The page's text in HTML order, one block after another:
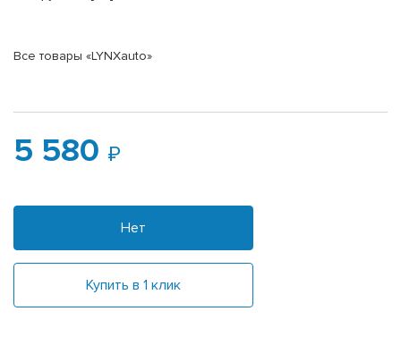
Все товары «LYNXauto»
5 580
Нет
Купить в 1 клик